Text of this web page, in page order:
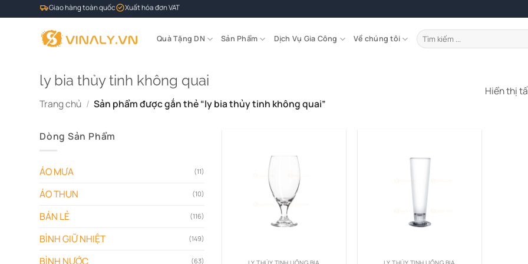
qua
Giao hàng toàn quốc Xuất hóa đơn VAT
Quà Tặng DN Sản Phẩm Dịch Vụ Gia Công Về chúng tôi
Tìm
kiếm:
ly bia thủy tinh không quai
Trang chủ / Sản phẩm được gắn thẻ “ly bia thủy tinh không quai”
Hiển thị
Dòng Sản Phẩm
ÁO MƯA (11)
ÁO THUN (10)
BÁN LẺ (116)
BÌNH GIỮ NHIỆT (149)
BÌNH NƯỚC (63)